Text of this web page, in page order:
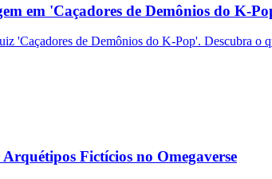
em 'Caçadores de Demônios do K-
'Caçadores de Demônios do K-Pop'. Descubra
Fictícios no Omegaverse